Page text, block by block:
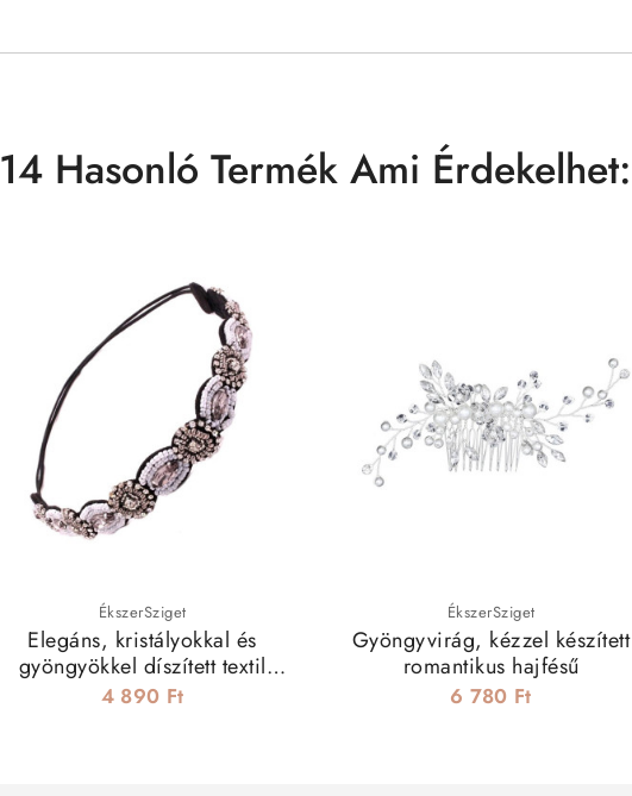
14 Hasonló Termék Ami Érdekelhet:
ÉkszerSziget
Elegáns, kristályokkal és
gyöngyökkel díszített textil
hajdísz
4 890 Ft
ÉkszerSziget
Gyöngyvirág, kézzel készített
romantikus hajfésű
6 780 Ft